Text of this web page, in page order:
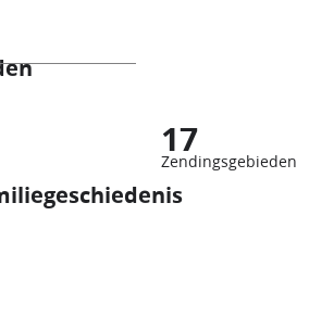
17
Zendingsgebieden